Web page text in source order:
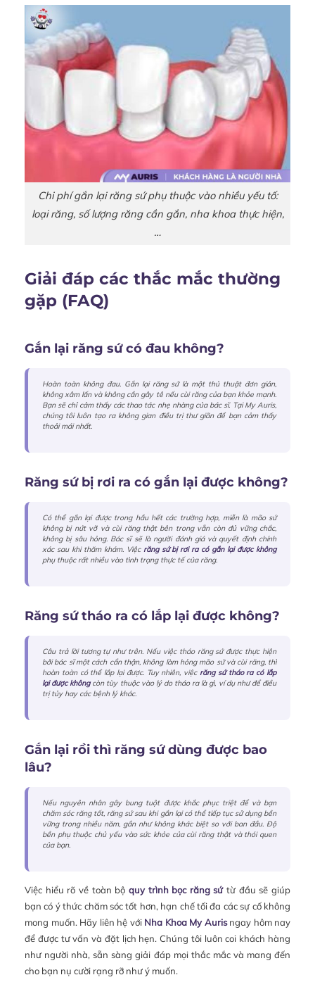
Chi phí gắn lại răng sứ phụ thuộc vào nhiều yếu tố:
loại răng, số lượng răng cần gắn, nha khoa thực hiện,
…
Giải đáp các thắc mắc thường
gặp (FAQ)
Gắn lại răng sứ có đau không?
Hoàn toàn không đau. Gắn lại răng sứ là một thủ thuật đơn giản,
không xâm lấn và không cần gây tê nếu cùi răng của bạn khỏe mạnh.
Bạn sẽ chỉ cảm thấy các thao tác nhẹ nhàng của bác sĩ. Tại My Auris,
chúng tôi luôn tạo ra không gian điều trị thư giãn để bạn cảm thấy
thoải mái nhất.
Răng sứ bị rơi ra có gắn lại được không?
Có thể gắn lại được trong hầu hết các trường hợp, miễn là mão sứ
không bị nứt vỡ và cùi răng thật bên trong vẫn còn đủ vững chắc,
không bị sâu hỏng. Bác sĩ sẽ là người đánh giá và quyết định chính
xác sau khi thăm khám. Việc răng sứ bị rơi ra có gắn lại được không
phụ thuộc rất nhiều vào tình trạng thực tế của răng.
Răng sứ tháo ra có lắp lại được không?
Câu trả lời tương tự như trên. Nếu việc tháo răng sứ được thực hiện
bởi bác sĩ một cách cẩn thận, không làm hỏng mão sứ và cùi răng, thì
hoàn toàn có thể lắp lại được. Tuy nhiên, việc răng sứ tháo ra có lắp
lại được khôngcòn tùy thuộc vào lý do tháo ra là gì, ví dụ như để điều
trị tủy hay các bệnh lý khác.
Gắn lại rồi thì răng sứ dùng được bao
lâu?
Nếu nguyên nhân gây bung tuột được khắc phục triệt để và bạn
chăm sóc răng tốt, răng sứ sau khi gắn lại có thể tiếp tục sử dụng bền
vững trong nhiều năm, gần như không khác biệt so với ban đầu. Độ
bền phụ thuộc chủ yếu vào sức khỏe của cùi răng thật và thói quen
của bạn.
Việc hiểu rõ về toàn bộ quy trình bọc răng sứtừ đầu sẽ giúp
bạn có ý thức chăm sóc tốt hơn, hạn chế tối đa các sự cố không
mong muốn. Hãy liên hệ với Nha Khoa My Aurisngay hôm nay
để được tư vấn và đặt lịch hẹn. Chúng tôi luôn coi khách hàng
như người nhà, sẵn sàng giải đáp mọi thắc mắc và mang đến
cho bạn nụ cười rạng rỡ như ý muốn.